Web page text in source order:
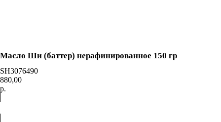
Масло Ши (баттер) нерафинированное 150 гр
SH3076490
880,00
р.